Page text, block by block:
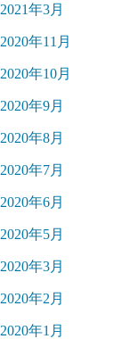
2021年3月
2020年11月
2020年10月
2020年9月
2020年8月
2020年7月
2020年6月
2020年5月
2020年3月
2020年2月
2020年1月